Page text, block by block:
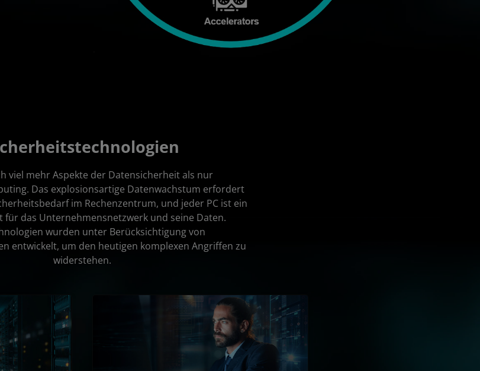
viel mehr Aspekte der Datensicherheit als nur
Das explosionsartige Datenwachstum erfordert
im Rechenzentrum, und jeder PC ist ein
für das Unternehmensnetzwerk und seine Daten.
wurden unter Berücksichtigung von
entwickelt, um den heutigen komplexen Angriffen zu
widerstehen.